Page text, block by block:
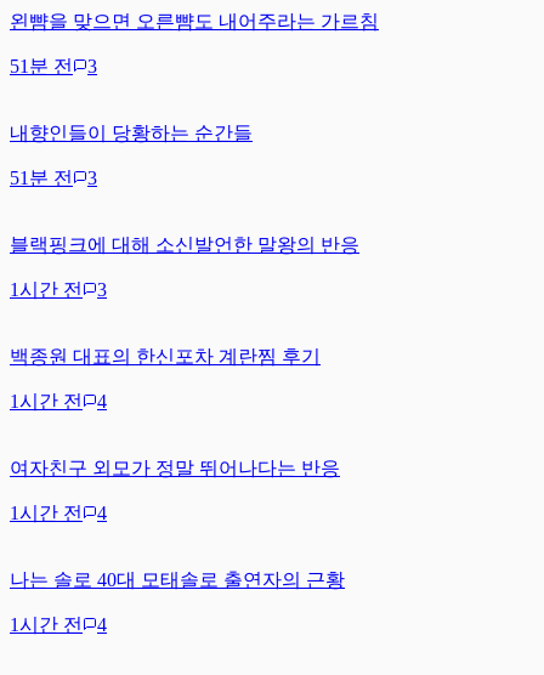
왼뺨을 맞으면 오른뺨도 내어주라는 가르침
51분 전 3
내향인들이 당황하는 순간들
51분 전 3
블랙핑크에 대해 소신발언한 말왕의 반응
1시간 전 3
백종원 대표의 한신포차 계란찜 후기
1시간 전 4
여자친구 외모가 정말 뛰어나다는 반응
1시간 전 4
나는 솔로 40대 모태솔로 출연자의 근황
1시간 전 4